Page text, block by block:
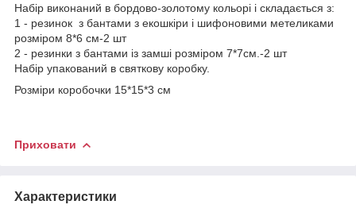
Набір виконаний в бордово-золотому кольорі і складається з:
1 - резинок з бантами з екошкіри і шифоновими метеликами
розміром 8*6 см-2 шт
2 - резинки з бантами із замші розміром 7*7см.-2 шт
Набір упакований в святкову коробку.
Розміри коробочки 15*15*3 см
Приховати
Характеристики